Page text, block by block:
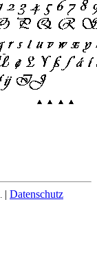
| Datenschutz